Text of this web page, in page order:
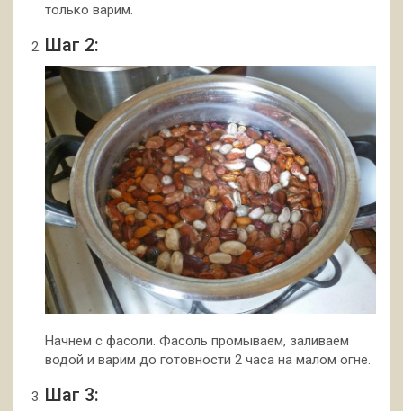
только варим.
Шаг 2:
Начнем с фасоли. Фасоль промываем, заливаем
водой и варим до готовности 2 часа на малом огне.
Шаг 3: